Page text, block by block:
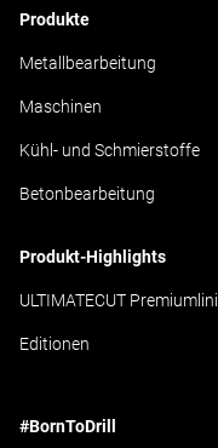
Produkte
Metallbearbeitung
Maschinen
Kühl- und Schmierstoffe
Betonbearbeitung
Produkt-Highlights
ULTIMATECUT
Editionen
#BornToDrill